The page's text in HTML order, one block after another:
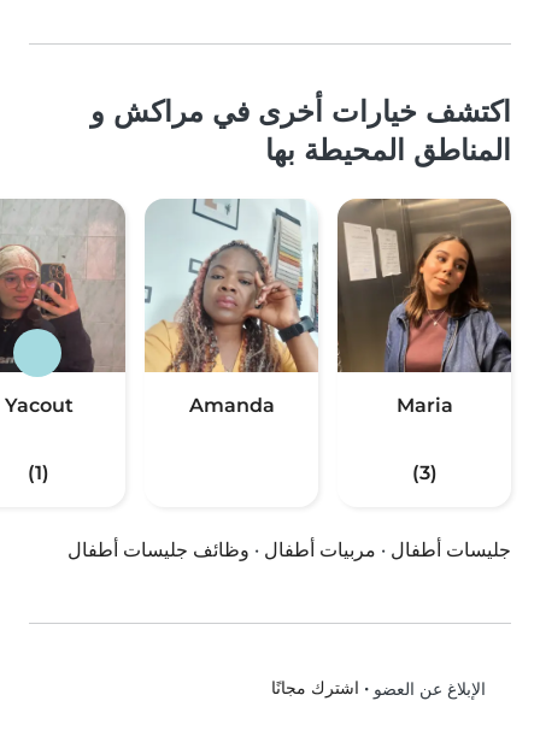
اكتشف خيارات أخرى في مراكش و
المناطق المحيطة بها
Maria
(3)
Amanda
Yacout
(1)
جليسات أطفال · مربيات أطفال · وظائف جليسات أطفال
الإبلاغ عن العضو • اشترك مجانًا